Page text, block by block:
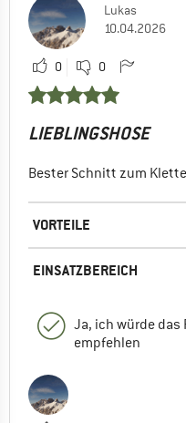
Lukas
10.04.2026
0 0
LIEBLINGSHOSE
Bester Schnitt zum
VORTEILE
EINSATZBEREICH
Ja, ich würde das
empfehlen